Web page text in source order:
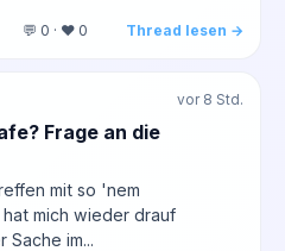
💬 0 · ❤️ 0 Thread lesen →
vor 8 Std.
Frage an die
mit so 'nem
mich wieder drauf
im...